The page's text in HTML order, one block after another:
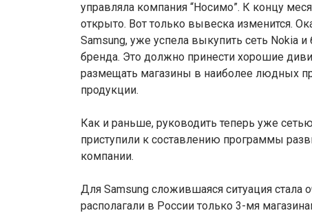
управляла компания “Носимо”. К концу
открыто. Вот только вывеска изменится.
Samsung, уже успела выкупить сеть Nokia
бренда. Это должно принести хорошие
размещать магазины в наиболее людных
продукции.
Как и раньше, руководить теперь уже
приступили к составлению программы
компании.
Для Samsung сложившаяся ситуация стала
располагали в России только 3-мя